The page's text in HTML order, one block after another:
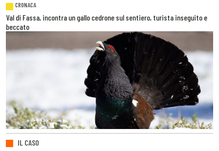
CRONACA
Val di Fassa, incontra un gallo cedrone sul sentiero, turista inseguito e
beccato
IL CASO